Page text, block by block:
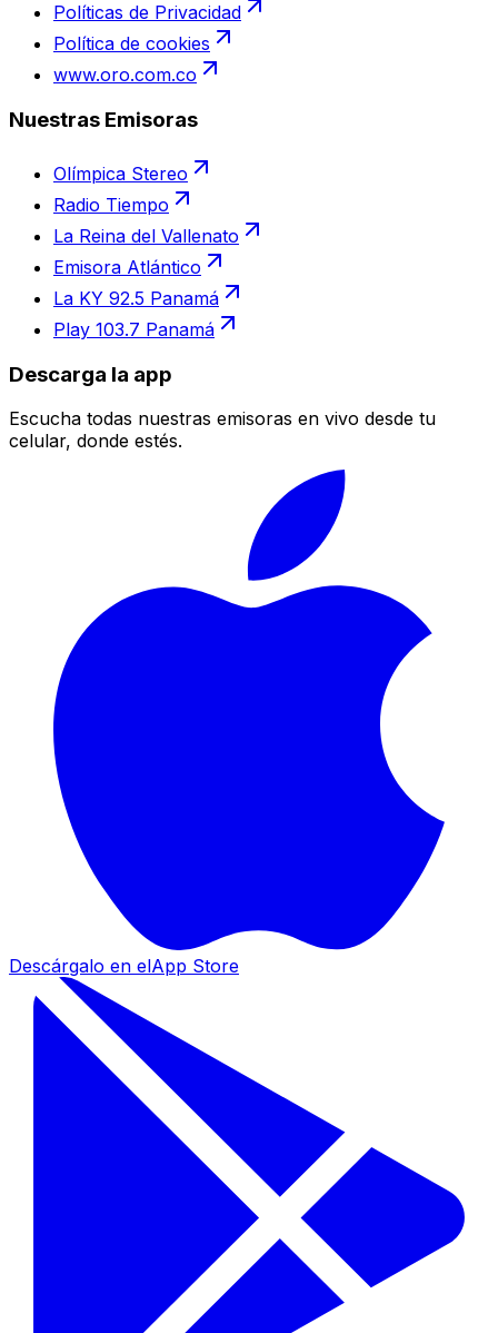
Políticas de Privacidad
Política de cookies
www.oro.com.co
Nuestras Emisoras
Olímpica Stereo
Radio Tiempo
La Reina del Vallenato
Emisora Atlántico
La KY 92.5 Panamá
Play 103.7 Panamá
Descarga la app
Escucha todas nuestras emisoras en vivo desde tu
celular, donde estés.
Descárgalo en elApp Store